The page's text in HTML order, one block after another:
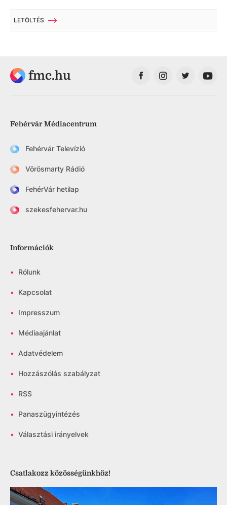
LETÖLTÉS
fmc.hu
Fehérvár Médiacentrum
Fehérvár Televízió
Vörösmarty Rádió
FehérVár hetilap
szekesfehervar.hu
Információk
• Rólunk
• Kapcsolat
• Impresszum
• Médiaajánlat
• Adatvédelem
• Hozzászólás szabályzat
• RSS
• Panaszügyintézés
• Választási irányelvek
Csatlakozz közösségünkhöz!